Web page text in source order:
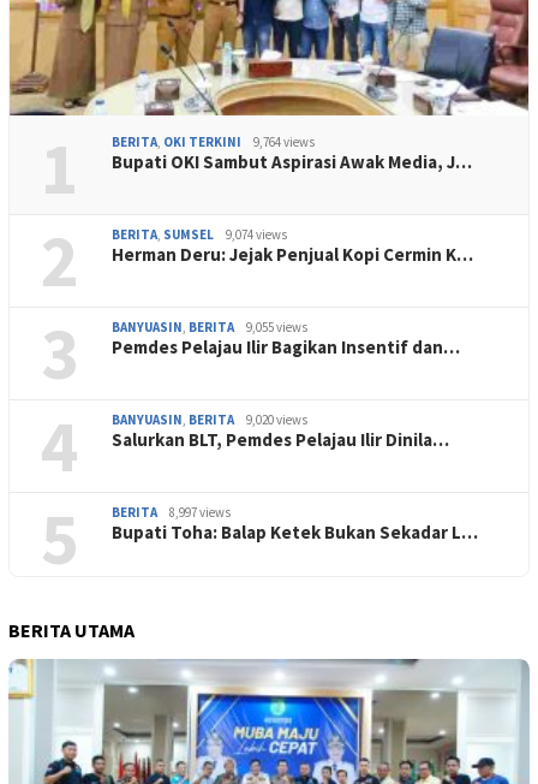
1 BERITA OKI TERKINI 9,764 views
Bupati OKI Sambut Aspirasi Awak Media, J…
2 BERITA SUMSEL 9,074 views
Herman Deru: Jejak Penjual Kopi Cermin K…
3 BANYUASIN BERITA 9,055 views
Pemdes Pelajau Ilir Bagikan Insentif dan…
4 BANYUASIN BERITA 9,020 views
Salurkan BLT, Pemdes Pelajau Ilir Dinila…
5 BERITA 8,997 views
Bupati Toha: Balap Ketek Bukan Sekadar L…
BERITA UTAMA